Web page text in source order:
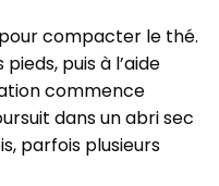
compacter le thé.
puis à l’aide
commence
dans un abri sec
parfois plusieurs